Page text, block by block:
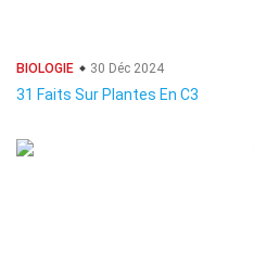
BIOLOGIE 30 Déc 2024
31 Faits Sur Plantes En C3